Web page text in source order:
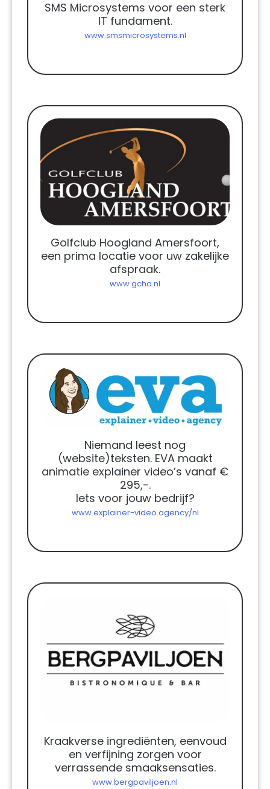
SMS Microsystems voor een sterk
IT fundament.
www.smsmicrosystems.nl
Golfclub Hoogland Amersfoort,
een prima locatie voor uw zakelijke
afspraak.
www.gcha.nl
Niemand leest nog
(website)teksten. EVA maakt
animatie explainer video’s vanaf €
295,-.
Iets voor jouw bedrijf?
www.explainer-video.agency/nl
Kraakverse ingrediënten, eenvoud
en verfijning zorgen voor
verrassende smaaksensaties.
www.bergpaviljoen.nl